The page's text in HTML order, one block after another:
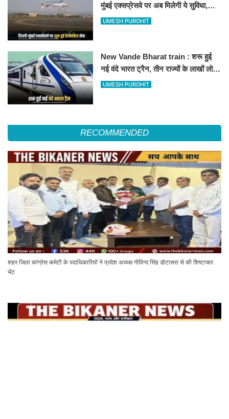
मुंबई एक्सप्रेसवे पर अब मिलेगी ये सुविधा,
हेलीकॉप्टर सर्विस से तुरंत घायल पहुंचेगा
UMESH PUROHIT
New Vande Bharat train : शरू हुई
नई वंदे भारत ट्रैन, तीन राज्यों के लाखों लोगों
का सफर होगा आसान, देखें पूरा रूटमैप
UMESH PUROHIT
RECOMMENDED
शहर जिला कांग्रेस कमेटी के पदाधिकारियों ने प्रदेश अध्यक्ष गोविन्द सिंह डोटासरा से की शिष्टाचार
भेंट